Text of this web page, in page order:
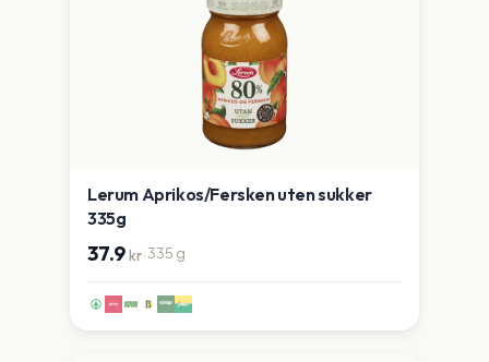
Lerum Aprikos/Fersken uten sukker
335g
37.9kr·335 g